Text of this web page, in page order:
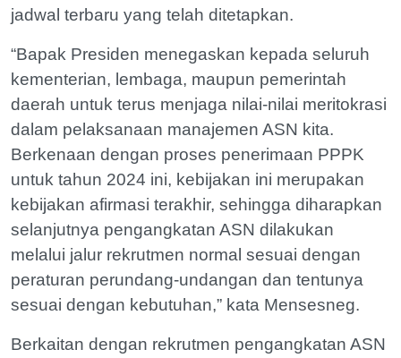
jadwal terbaru yang telah ditetapkan.
“Bapak Presiden menegaskan kepada seluruh
kementerian, lembaga, maupun pemerintah
daerah untuk terus menjaga nilai-nilai meritokrasi
dalam pelaksanaan manajemen ASN kita.
Berkenaan dengan proses penerimaan PPPK
untuk tahun 2024 ini, kebijakan ini merupakan
kebijakan afirmasi terakhir, sehingga diharapkan
selanjutnya pengangkatan ASN dilakukan
melalui jalur rekrutmen normal sesuai dengan
peraturan perundang-undangan dan tentunya
sesuai dengan kebutuhan,” kata Mensesneg.
Berkaitan dengan rekrutmen pengangkatan ASN